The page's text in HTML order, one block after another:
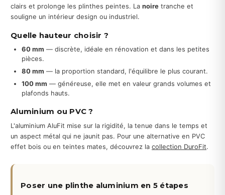
clairs et prolonge les plinthes peintes. La noire tranche et
souligne un intérieur design ou industriel.
Quelle hauteur choisir ?
60 mm — discrète, idéale en rénovation et dans les petites
pièces.
80 mm — la proportion standard, l'équilibre le plus courant.
100 mm — généreuse, elle met en valeur grands volumes et
plafonds hauts.
Aluminium ou PVC ?
L'aluminium AluFit mise sur la rigidité, la tenue dans le temps et
un aspect métal qui ne jaunit pas. Pour une alternative en PVC
effet bois ou en teintes mates, découvrez la collection DuroFit.
Poser une plinthe aluminium en 5 étapes